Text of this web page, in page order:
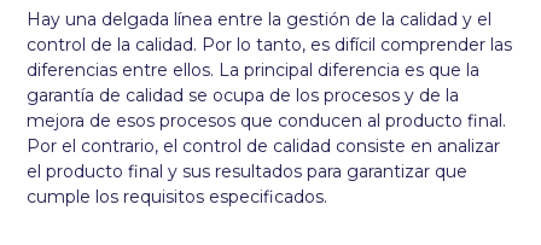
Hay una delgada línea entre la gestión de la calidad y el
control de la calidad. Por lo tanto, es difícil comprender las
diferencias entre ellos. La principal diferencia es que la
garantía de calidad se ocupa de los procesos y de la
mejora de esos procesos que conducen al producto final.
Por el contrario, el control de calidad consiste en analizar
el producto final y sus resultados para garantizar que
cumple los requisitos especificados.